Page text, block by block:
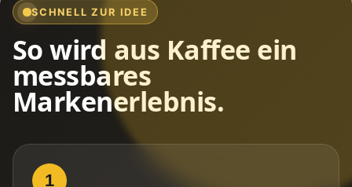
SCHNELL ZUR IDEE
So wird aus Kaffee ein
messbares
Markenerlebnis.
1